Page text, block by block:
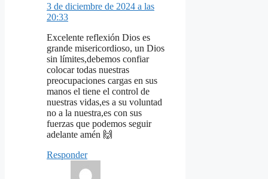
3 de diciembre de 2024 a las
20:33
Excelente reflexión Dios es
grande misericordioso, un Dios
sin límites,debemos confiar
colocar todas nuestras
preocupaciones cargas en sus
manos el tiene el control de
nuestras vidas,es a su voluntad
no a la nuestra,es con sus
fuerzas que podemos seguir
adelante amén 🙌
Responder